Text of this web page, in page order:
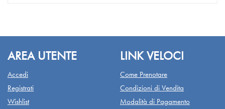
AREA UTENTE
Accedi
Registrati
Wishlist
LINK VELOCI
Come Prenotare
Condizioni di Vendita
Modalità di Pagamento